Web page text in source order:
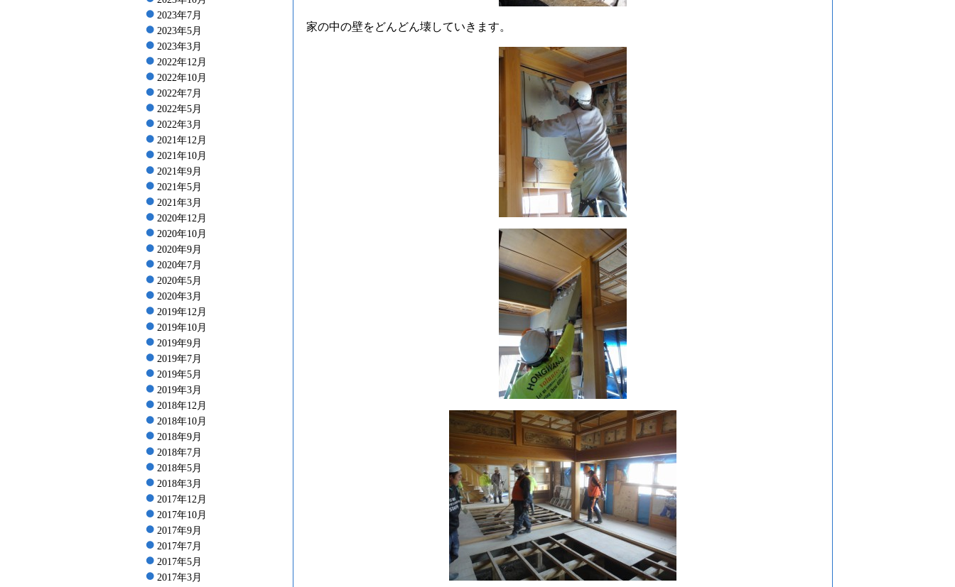
2023年7月
2023年5月
2023年3月
2022年12月
2022年10月
2022年7月
2022年5月
2022年3月
2021年12月
2021年10月
2021年9月
2021年5月
2021年3月
2020年12月
2020年10月
2020年9月
2020年7月
2020年5月
2020年3月
2019年12月
2019年10月
2019年9月
2019年7月
2019年5月
2019年3月
2018年12月
2018年10月
2018年9月
2018年7月
2018年5月
2018年3月
2017年12月
2017年10月
2017年9月
2017年7月
2017年5月
2017年3月
家の中の壁をどんどん壊していきます。